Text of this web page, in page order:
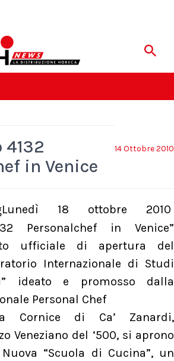
14 Ottobre 2010
in Venice
Lunedì 18 ottobre 2010
Personalchef in Venice”
ufficiale di apertura del
Internazionale di Studi
ideato e promosso dalla
Personal Chef
Cornice di Ca’ Zanardi,
Veneziano del ‘500, si aprono
“Scuola di Cucina”, un